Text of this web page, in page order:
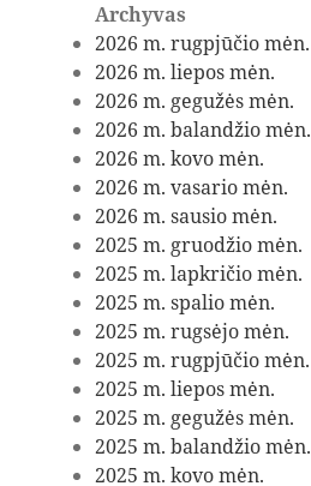
Archyvas
2026 m. rugpjūčio mėn.
2026 m. liepos mėn.
2026 m. gegužės mėn.
2026 m. balandžio mėn.
2026 m. kovo mėn.
2026 m. vasario mėn.
2026 m. sausio mėn.
2025 m. gruodžio mėn.
2025 m. lapkričio mėn.
2025 m. spalio mėn.
2025 m. rugsėjo mėn.
2025 m. rugpjūčio mėn.
2025 m. liepos mėn.
2025 m. gegužės mėn.
2025 m. balandžio mėn.
2025 m. kovo mėn.